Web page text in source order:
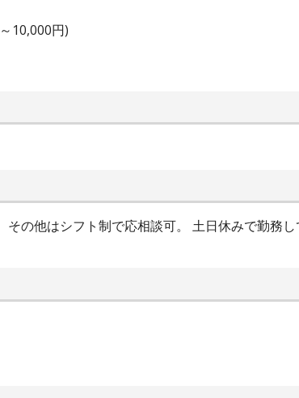
10,000円)
の他はシフト制で応相談可。 土日休みで勤務